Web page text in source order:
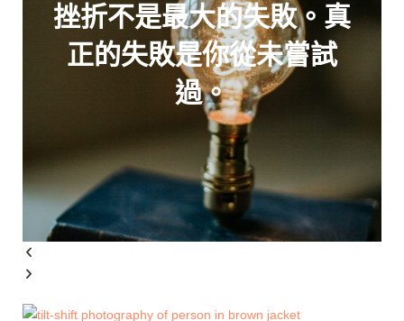
挫折不是最大的失敗。真
正的失敗是你從未嘗試
過。